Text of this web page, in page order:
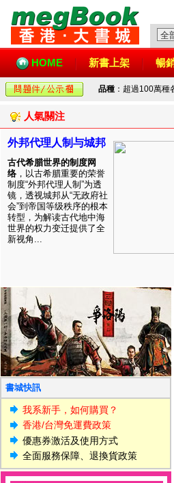
HOME 新書上架 暢
品種 ：超過100萬
人氣關注
外邦代理人制与城邦
古代希腊世界的制度网
络 ，以古希腊重要的荣誉
制度“外邦代理人制”为透
镜，透视城邦从“无政府社
会”到帝国等级秩序的根本
转型，为解读古代地中海
世界的权力变迁提供了全
新视角...
書城快訊
我系新手，如何購買？
香港/台灣免運費政策
優惠券激活及使用方式
全面服務保障、退換貨政策